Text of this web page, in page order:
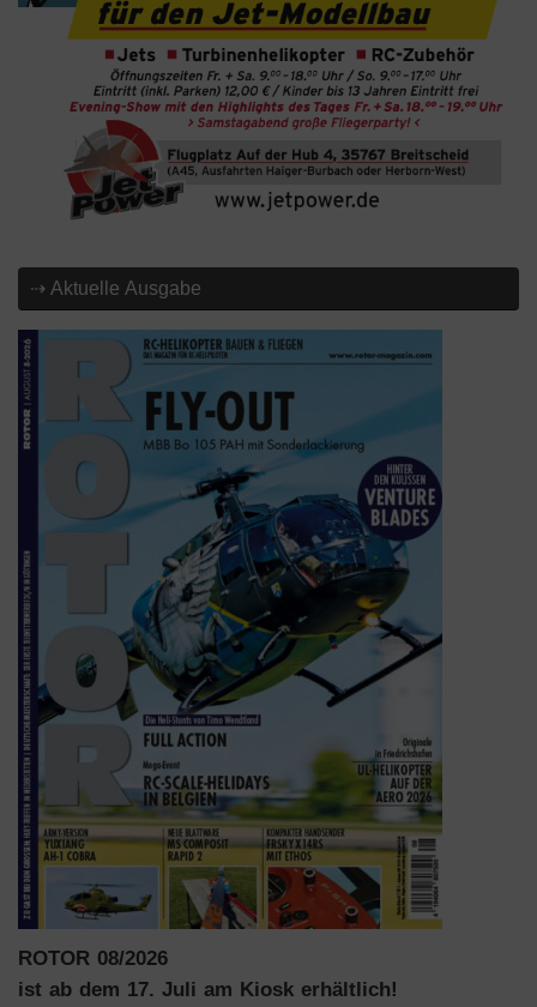
⇢ Aktuelle Ausgabe
ROTOR 08/2026
ist ab dem 17. Juli am Kiosk erhältlich!